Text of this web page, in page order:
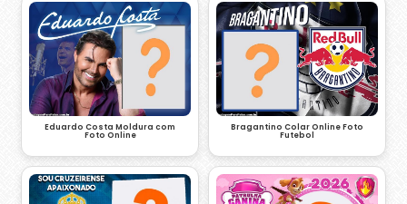
Eduardo Costa Moldura com
Foto Online
Bragantino Colar Online Foto
Futebol